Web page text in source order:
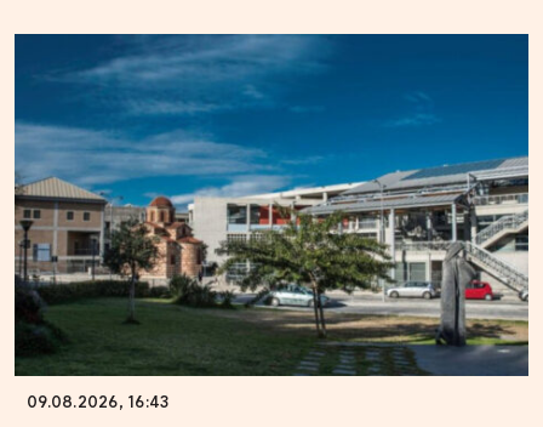
09.08.2026, 16:43